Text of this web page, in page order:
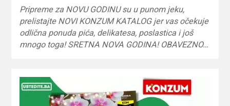
Pripreme za NOVU GODINU su u punom jeku,
prelistajte NOVI KONZUM KATALOG jer vas očekuje
odlična ponuda pića, delikatesa, poslastica i još
mnogo toga! SRETNA NOVA GODINA! OBAVEZNO…